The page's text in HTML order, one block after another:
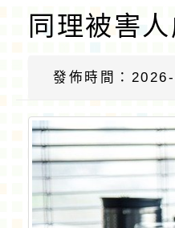
同理被害
發佈時間：